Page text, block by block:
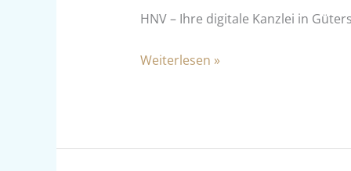
HNV – Ihre digitale Kanzlei in
Weiterlesen »